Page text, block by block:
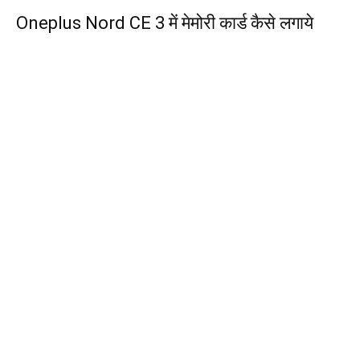
Oneplus Nord CE 3 में मेमोरी कार्ड कैसे लगाये